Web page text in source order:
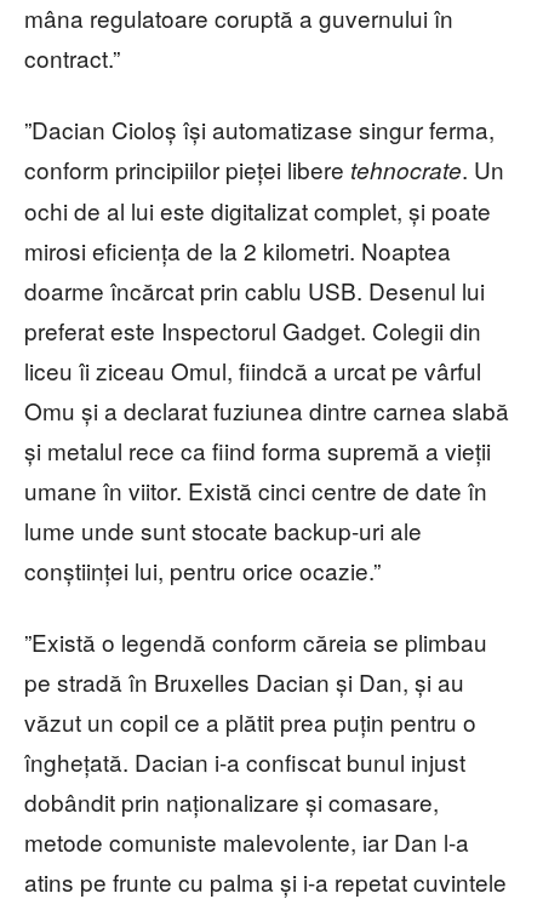
mâna regulatoare coruptă a guvernului în
contract.”
”Dacian Cioloș își automatizase singur ferma,
conform principiilor pieței libere tehnocrate. Un
ochi de al lui este digitalizat complet, și poate
mirosi eficiența de la 2 kilometri. Noaptea
doarme încărcat prin cablu USB. Desenul lui
preferat este Inspectorul Gadget. Colegii din
liceu îi ziceau Omul, fiindcă a urcat pe vârful
Omu și a declarat fuziunea dintre carnea slabă
și metalul rece ca fiind forma supremă a vieții
umane în viitor. Există cinci centre de date în
lume unde sunt stocate backup-uri ale
conștiinței lui, pentru orice ocazie.”
”Există o legendă conform căreia se plimbau
pe stradă în Bruxelles Dacian și Dan, și au
văzut un copil ce a plătit prea puțin pentru o
înghețată. Dacian i-a confiscat bunul injust
dobândit prin naționalizare și comasare,
metode comuniste malevolente, iar Dan l-a
atins pe frunte cu palma și i-a repetat cuvintele